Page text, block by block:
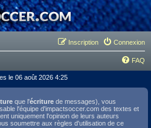
Connexion
Inscription
FAQ
le 06 août 2026 4:25
que l'écriture de messages), vous
l'équipe d'impactsoccer.com des textes et
uniquement l'opinion de leurs auteurs
soumettre aux règles d'utilisation de ce